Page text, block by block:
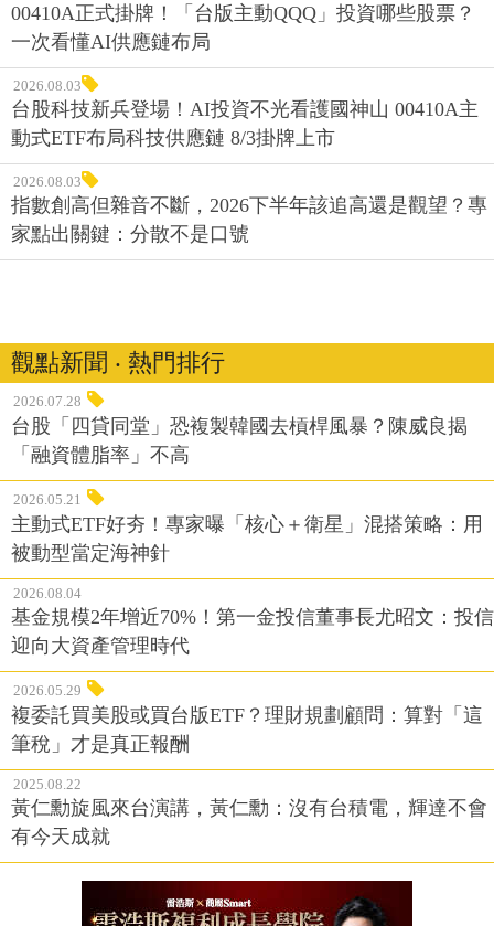
00410A正式掛牌！「台版主動QQQ」投資哪些股票？
一次看懂AI供應鏈布局
2026.08.03
台股科技新兵登場！AI投資不光看護國神山 00410A主
動式ETF布局科技供應鏈 8/3掛牌上市
2026.08.03
指數創高但雜音不斷，2026下半年該追高還是觀望？專
家點出關鍵：分散不是口號
觀點新聞 ‧ 熱門排行
2026.07.28
台股「四貸同堂」恐複製韓國去槓桿風暴？陳威良揭
「融資體脂率」不高
2026.05.21
主動式ETF好夯！專家曝「核心＋衛星」混搭策略：用
被動型當定海神針
2026.08.04
基金規模2年增近70%！第一金投信董事長尤昭文：投信
迎向大資產管理時代
2026.05.29
複委託買美股或買台版ETF？理財規劃顧問：算對「這
筆稅」才是真正報酬
2025.08.22
黃仁勳旋風來台演講，黃仁勳：沒有台積電，輝達不會
有今天成就